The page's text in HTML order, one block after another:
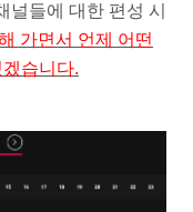
널들에 대한 편성 시
가면서 언제 어떤
습니다.